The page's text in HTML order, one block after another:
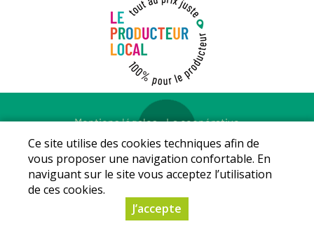
Mentions légales-La coopérative
© Copyright 2026 - LE PRODUCTEUR LOCAL - Tous droits
réservés - Conception :Sarl Dynapse
Ce site utilise des cookies techniques afin de
vous proposer une navigation confortable. En
naviguant sur le site vous acceptez l’utilisation
de ces cookies.
J’accepte